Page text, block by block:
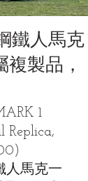
鐵人馬克
複製品，
1
Replica,
人馬克一